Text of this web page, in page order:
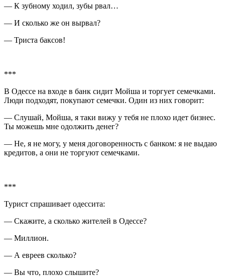
— К зубному ходил, зубы рвал…
— И сколько же он вырвал?
— Триста баксов!
***
В Одессе на входе в банк сидит Мойша и торгует семечками.
Люди подходят, покупают семечки. Один из них говорит:
— Слушай, Мойша, я таки вижу у тебя не плохо идет бизнес.
Ты можешь мне одолжить денег?
— Не, я не могу, у меня договоренность с банком: я не выдаю
кредитов, а они не торгуют семечками.
***
Турист спрашивает одессита:
— Скажите, а сколько жителей в Одессе?
— Миллион.
— А евреев сколько?
— Вы что, плохо слышите?